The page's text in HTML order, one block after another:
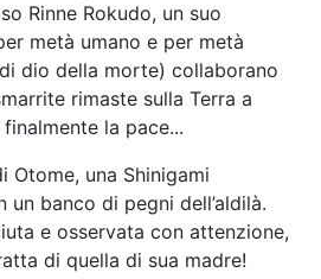
Rinne Rokudo, un suo
metà umano e per metà
dio della morte) collaborano
rimaste sulla Terra a
la pace...
Otome, una Shinigami
banco di pegni dell’aldilà.
e osservata con attenzione,
di quella di sua madre!